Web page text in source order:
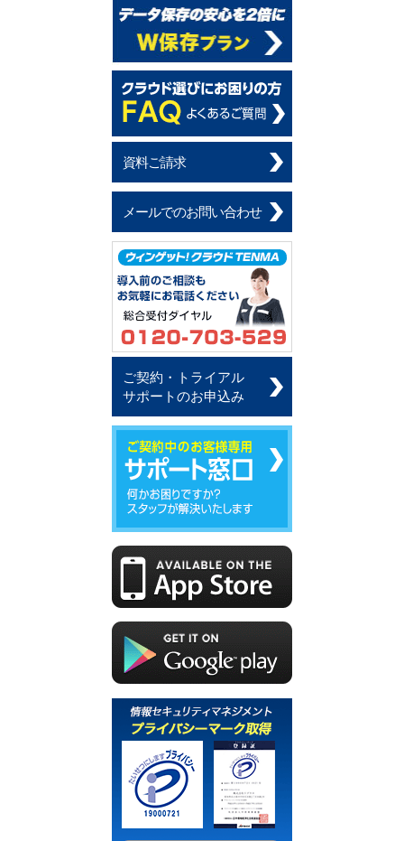
資料ご請求
メールでのお問い合わせ
ご契約・トライアル
サポートのお申込み